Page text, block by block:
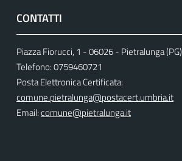
CONTATTI
Piazza Fiorucci, 1 - 06026 - Pietralunga (PG)
Telefono: 0759460721
Posta Elettronica Certificata:
comune.pietralunga@postacert.umbria.it
Email:comune@pietralunga.it